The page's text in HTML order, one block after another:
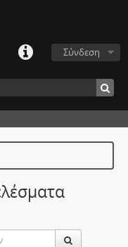
Σύνδεση